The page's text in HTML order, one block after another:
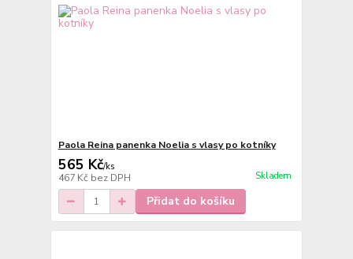
Paola Reina panenka Noelia s vlasy po kotníky
565 Kč/ks
467 Kč bez DPH Skladem
Přidat do košíku